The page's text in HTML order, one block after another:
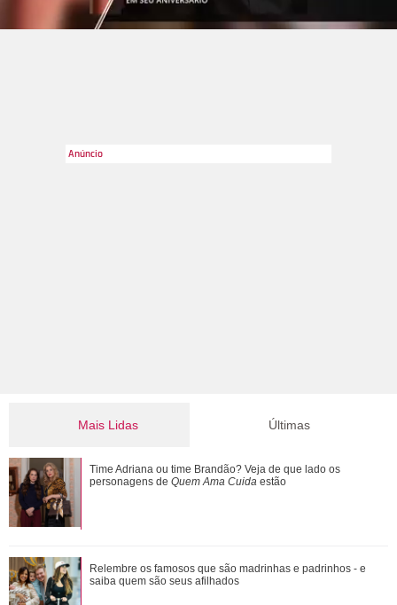
Mais Lidas
Juliette Freire fala sobre prova de vestido perto da data do
casamento: Foi lindo
Além de Giovanna Ewbank... Relembre os amores de Bruno
Gagliasso
Últimas
Time Adriana ou time Brandão? Veja de que lado os
personagens de Quem Ama Cuida estão
Relembre os famosos que são madrinhas e padrinhos - e
saiba quem são seus afilhados